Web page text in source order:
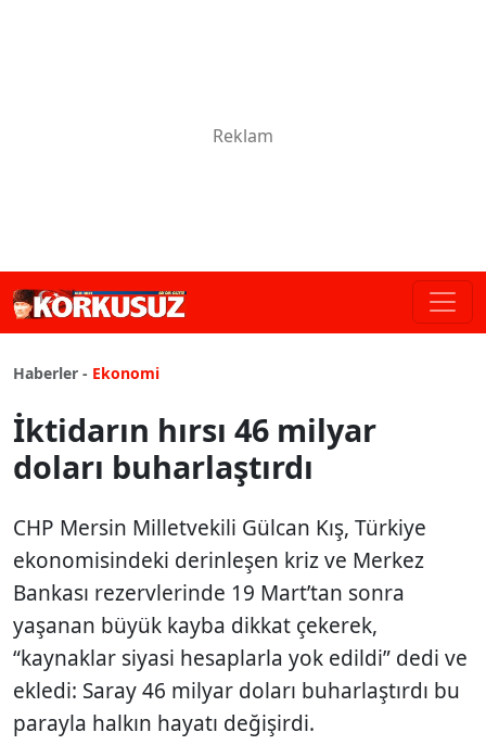
Haberler - Ekonomi
İktidarın hırsı 46 milyar
doları buharlaştırdı
CHP Mersin Milletvekili Gülcan Kış, Türkiye
ekonomisindeki derinleşen kriz ve Merkez
Bankası rezervlerinde 19 Mart’tan sonra
yaşanan büyük kayba dikkat çekerek,
“kaynaklar siyasi hesaplarla yok edildi” dedi ve
ekledi: Saray 46 milyar doları buharlaştırdı bu
parayla halkın hayatı değişirdi.